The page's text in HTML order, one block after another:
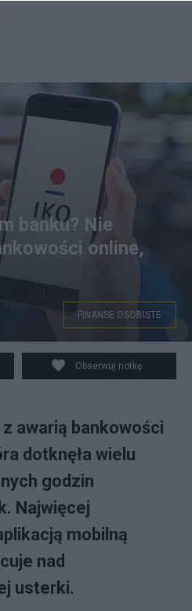
banku? Nie
online,
FINANSE OSOBISTE
Obserwuj notkę
z awarią bankowości
dotknęła wielu
godzin
Najwięcej
mobilną
nad
usterki.